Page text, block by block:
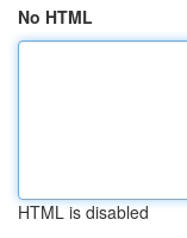
No HTML
HTML is disabled